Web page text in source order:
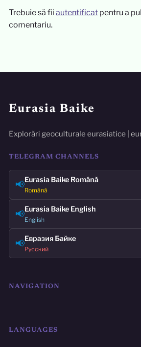
Trebuie să fii autentificatpentru a
comentariu.
Eurasia Baike
Explorări geoculturale eurasiatice |
TELEGRAM CHANNELS
📢Eurasia Baike Română
Română
📢Eurasia Baike English
English
📢Евразия Байке
Русский
NAVIGATION
LANGUAGES